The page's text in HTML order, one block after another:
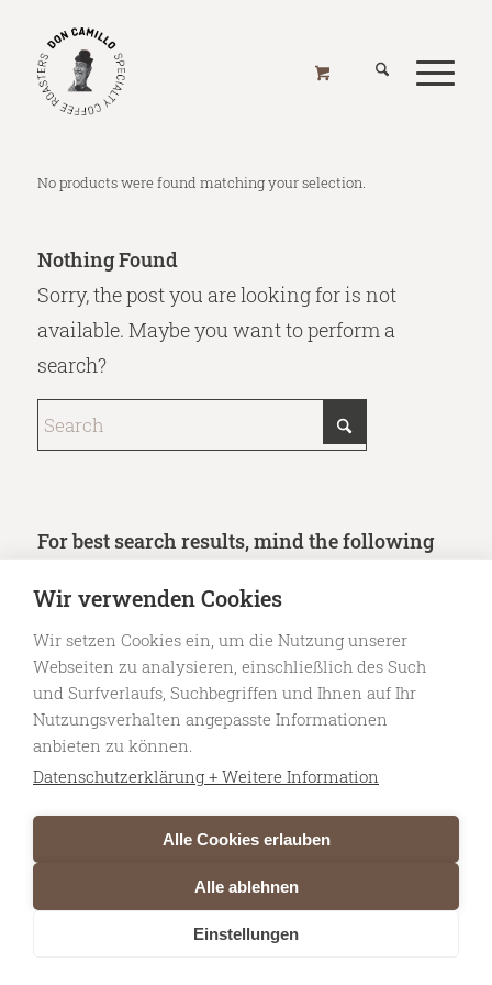
FIAMMA
Home / Online Shop Gastromaschinen Fiamma
No products were found matching your selection.
Nothing Found
Sorry, the post you are looking for is not
available. Maybe you want to perform a
search?
For best search results, mind the following
Always double check your spelling.
Try similar keywords, for example: tablet
instead of laptop.
Try using more than one keyword.
© 2026 Don Camillo — Specialty Coffee Roasters Niederlenz . website by
Wir verwenden Cookies
Wir setzen Cookies ein, um die Nutzung unserer
Webseiten zu analysieren, einschließlich des Such
und Surfverlaufs, Suchbegriffen und Ihnen auf Ihr
Nutzungsverhalten angepasste Informationen
anbieten zu können.
Datenschutzerklärung + Weitere Information
Alle Cookies erlauben
Alle ablehnen
Einstellungen